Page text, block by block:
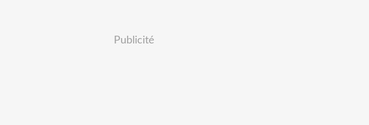
Publicité